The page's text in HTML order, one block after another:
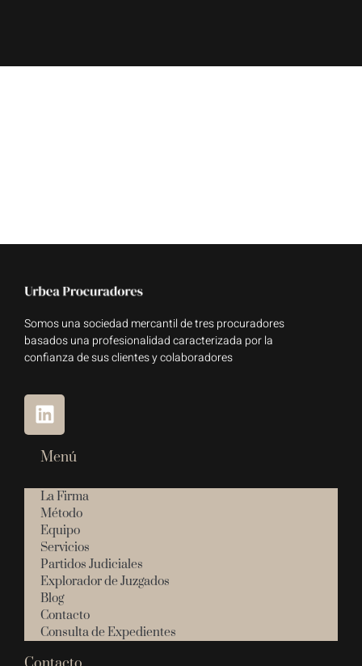
Somos una sociedad mercantil de tres procuradores
basados una profesionalidad caracterizada por la
confianza de sus clientes y colaboradores
Menú
La Firma
Método
Equipo
Servicios
Partidos Judiciales
Explorador de Juzgados
Blog
Contacto
Consulta de Expedientes